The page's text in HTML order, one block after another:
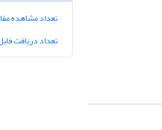
تعداد مشاهده
تعداد دریافت